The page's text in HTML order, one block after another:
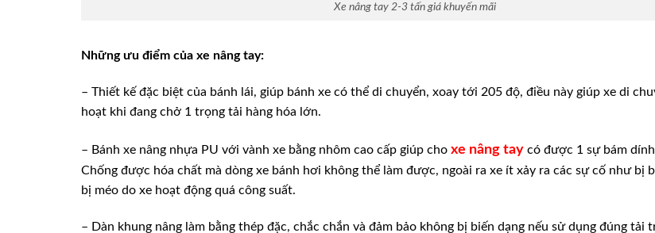
Xe nâng tay 2-3 tấn giá khuyến mãi
Những ưu điểm của xe nâng tay:
– Thiết kế đặc biệt của bánh lái, giúp bánh xe có thể di chuyển, xoay tới 205 độ, điều này giúp xe di
hoạt khi đang chở 1 trọng tải hàng hóa lớn.
– Bánh xe nâng nhựa PU với vành xe bằng nhôm cao cấp giúp cho xe nâng tay có được 1 sự bám
Chống được hóa chất mà dòng xe bánh hơi không thể làm được, ngoài ra xe ít xảy ra các sự cố như bị
bị méo do xe hoạt động quá công suất.
– Dàn khung nâng làm bằng thép đặc, chắc chắn và đảm bảo không bị biến dạng nếu sử dụng đúng tải